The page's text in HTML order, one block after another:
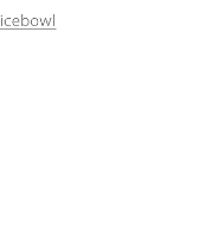
た♪オーバルサラダト
しました✿